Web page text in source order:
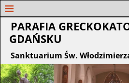
PARAFIA
GDAŃSKU
Sanktuarium Św.